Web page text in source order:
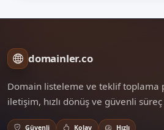
domainler.co
Domain listeleme ve teklif toplama
iletişim, hızlı dönüş ve güvenli
Güvenli Kolay Hızlı